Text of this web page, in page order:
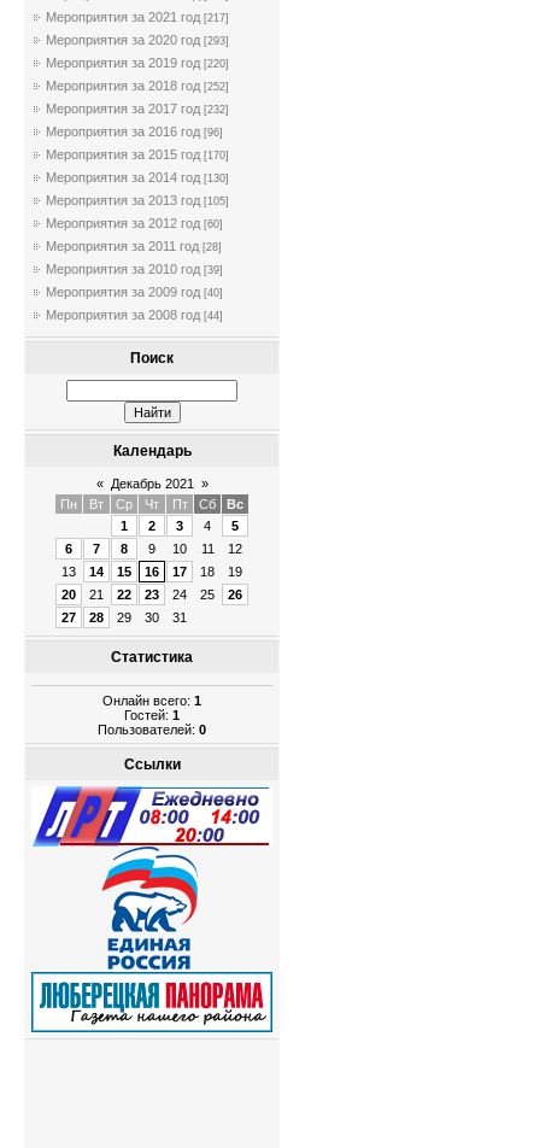
Мероприятия за 2021 год [217]
Мероприятия за 2020 год [293]
Мероприятия за 2019 год [220]
Мероприятия за 2018 год [252]
Мероприятия за 2017 год [232]
Мероприятия за 2016 год [96]
Мероприятия за 2015 год [170]
Мероприятия за 2014 год [130]
Мероприятия за 2013 год [105]
Мероприятия за 2012 год [60]
Мероприятия за 2011 год [28]
Мероприятия за 2010 год [39]
Мероприятия за 2009 год [40]
Мероприятия за 2008 год [44]
Поиск
Календарь
« Декабрь 2021
»
Пн
Вт Ср Чт Пт Сб
Вс
1
2 3 4
5
6
7 8 9 10 11
12
13
14 15 16 17 18
19
20
21 22 23 24 25
26
27
28 29 30 31
Статистика
Онлайн всего: 1
Гостей: 1
Пользователей: 0
Ссылки